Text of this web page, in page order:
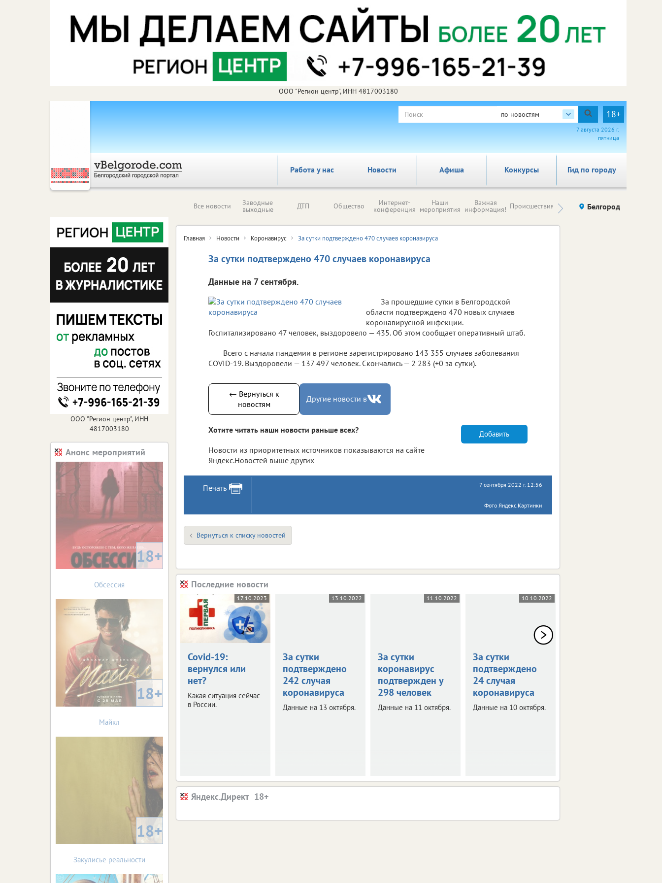
ООО "Регион центр", ИНН 4817003180
по новостям 18+
7 августа 2026 г.
пятница
Работа у нас Новости Афиша Гид по городу
Конкурсы
Все новости Заводные
выходные ДТП Общество Интернет-
конференция
Наши
мероприятия
Важная
информация! Происшествия Здоровье компаний (на
правах
Белгород
Главная Новости Коронавирус За сутки подтверждено 470 случаев коронавируса
За сутки подтверждено 470 случаев коронавируса
Данные на 7 сентября.
За прошедшие сутки в Белгородской
области подтверждено 470 новых случаев
коронавирусной инфекции.
Госпитализировано 47 человек, выздоровело — 435. Об этом сообщает оперативный штаб.
Всего с начала пандемии в регионе зарегистрировано 143 355 случаев заболевания
COVID-19. Выздоровели — 137 497 человек. Скончались — 2 283 (+0 за сутки).
← Вернуться к
новостям
Другие новости в
Хотите читать наши новости раньше всех?
Новости из приоритетных источников показываются на сайте
Яндекс.Новостей выше других
Добавить
Печать 7 сентября 2022 г. 12:56
Фото Яндекс.Картинки
Вернуться к списку новостей
Последние новости
17.10.2023
Covid-19:
вернулся или
нет?
Какая ситуация сейчас
в России.
13.10.2022
За сутки
подтверждено
242 случая
коронавируса
Данные на 13 октября.
11.10.2022
За сутки
коронавирус
подтвержден у
298 человек
Данные на 11 октября.
10.10.2022
За сутки
подтверждено
24 случая
коронавируса
Данные на 10 октября.
Яндекс.Директ
ООО "Регион центр", ИНН
4817003180
Анонс мероприятий
18+
Обсессия
18+
Майкл
18+
Закулисье реальности